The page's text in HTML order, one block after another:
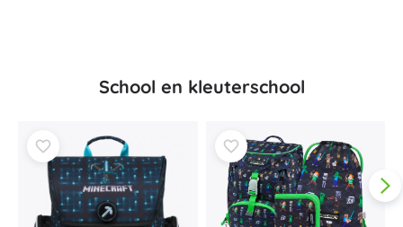
School en kleuterschool